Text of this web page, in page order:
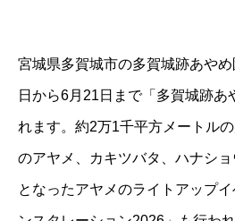
宮城県多賀城市の多賀城跡あや
日から6月21日まで「多賀城跡あ
れます。約2万1千平方メートル
のアヤメ、カキツバタ、ハナシ
となったアヤメのライトアップ